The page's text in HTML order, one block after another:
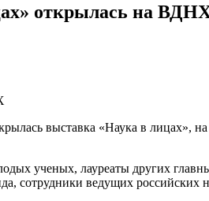
открылась на
выставка «Наука в лицах»,
ученых, лауреаты других
сотрудники ведущих российских